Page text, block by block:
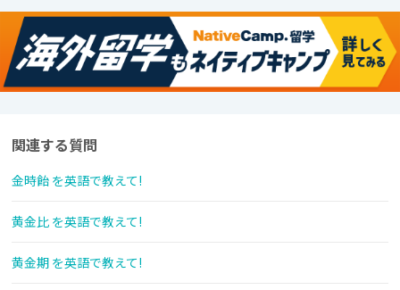
関連する質問
金時飴 を英語で教えて!
黄金比 を英語で教えて!
黄金期 を英語で教えて!